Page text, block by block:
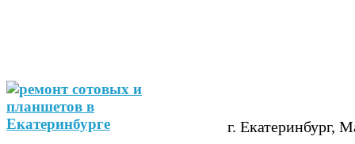
г. Екатеринбург,